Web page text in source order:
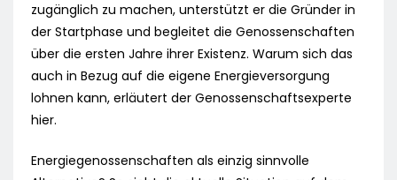
zugänglich zu machen, unterstützt er die Gründer in
der Startphase und begleitet die Genossenschaften
über die ersten Jahre ihrer Existenz. Warum sich das
auch in Bezug auf die eigene Energieversorgung
lohnen kann, erläutert der Genossenschaftsexperte
hier.
Energiegenossenschaften als einzig sinnvolle